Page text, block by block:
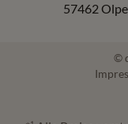
57462 Olpe
©